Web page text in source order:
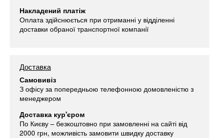
Накладений платіж
Оплата здійснюється при отриманні у відділенні
доставки обраної транспортної компанії
Доставка
Самовивіз
З офісу за попередньою телефонною домовленістю з
менеджером
Доставка кур'єром
По Києву – безкоштовно при замовленні на сайті від
2000 грн, можливість замовити швидку доставку